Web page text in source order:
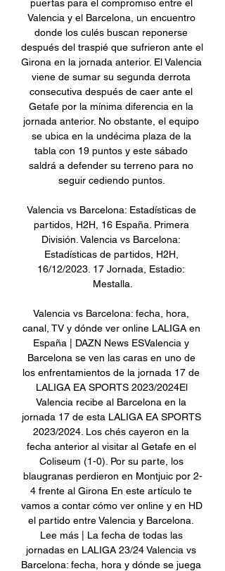
puertas para el compromiso entre el
Valencia y el Barcelona, un encuentro
donde los culés buscan reponerse
después del traspié que sufrieron ante el
Girona en la jornada anterior. El Valencia
viene de sumar su segunda derrota
consecutiva después de caer ante el
Getafe por la mínima diferencia en la
jornada anterior. No obstante, el equipo
se ubica en la undécima plaza de la
tabla con 19 puntos y este sábado
saldrá a defender su terreno para no
seguir cediendo puntos.
Valencia vs Barcelona: Estadísticas de
partidos, H2H, 16 España. Primera
División. Valencia vs Barcelona:
Estadísticas de partidos, H2H,
16/12/2023. 17 Jornada, Estadio:
Mestalla.
Valencia vs Barcelona: fecha, hora,
canal, TV y dónde ver online LALIGA en
España | DAZN News ESValencia y
Barcelona se ven las caras en uno de
los enfrentamientos de la jornada 17 de
LALIGA EA SPORTS 2023/2024El
Valencia recibe al Barcelona en la
jornada 17 de esta LALIGA EA SPORTS
2023/2024. Los chés cayeron en la
fecha anterior al visitar al Getafe en el
Coliseum (1-0). Por su parte, los
blaugranas perdieron en Montjuic por 2-
4 frente al Girona En este artículo te
vamos a contar cómo ver online y en HD
el partido entre Valencia y Barcelona.
Lee más | La fecha de todas las
jornadas en LALIGA 23/24 Valencia vs
Barcelona: fecha, hora y dónde se juega